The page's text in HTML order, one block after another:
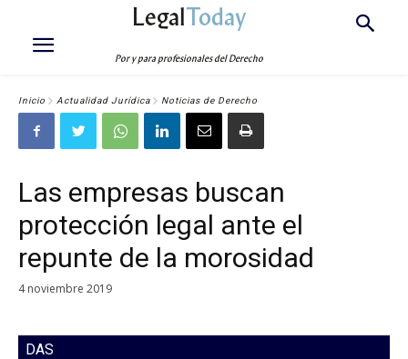
LegalToday
Por y para profesionales del Derecho
Inicio Actualidad Jurídica Noticias de Derecho
Las empresas buscan
protección legal ante el
repunte de la morosidad
4 noviembre 2019
DAS